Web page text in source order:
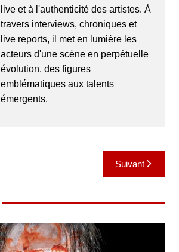
live et à l'authenticité des artistes. À
travers interviews, chroniques et
live reports, il met en lumière les
acteurs d'une scène en perpétuelle
évolution, des figures
emblématiques aux talents
émergents.
Suivant